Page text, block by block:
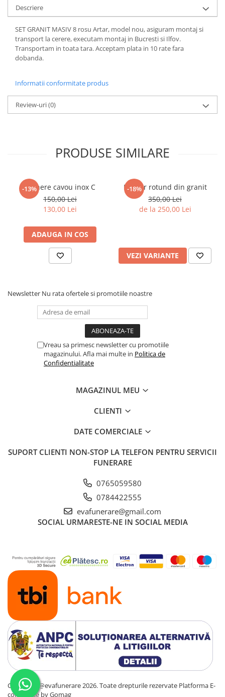
Descriere
SET GRANIT MASIV 8 rosu Artar, model nou, asiguram montaj si
transport la cerere, executam montaj in Bucresti si Ilfov.
Transportam in toata tara. Acceptam plata in 10 rate fara
dobanda.
Informatii conformitate produs
Review-uri(0)
PRODUSE SIMILARE
-13%
Manere cavou inox C
150,00 Lei
130,00 Lei
ADAUGA IN COS
-18%
Felinar rotund din granit
350,00 Lei
de la 250,00 Lei
VEZI VARIANTE
Newsletter Nu rata ofertele si promotiile noastre
Vreau sa primesc newsletter cu promotiile
magazinului. Afla mai multe in Politica de
Confidentialitate
MAGAZINUL MEU
CLIENTI
DATE COMERCIALE
SUPORT CLIENTI NON-STOP LA TELEFON PENTRU SERVICII
FUNERARE
0765059580
0784422555
evafunerare@gmail.com
SOCIAL URMARESTE-NE IN SOCIAL MEDIA
Copyright @evafunerare 2026. Toate drepturile rezervate Platforma E-
commerce by Gomag